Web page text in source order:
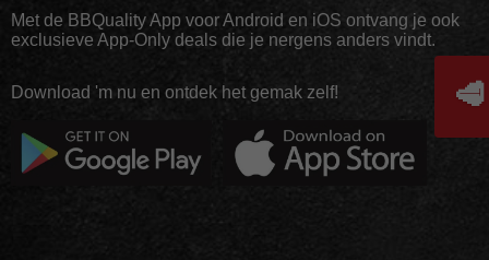
Met de BBQuality App voor Android en iOS ontvang je ook
exclusieve App-Only deals die je nergens anders vindt.
Download 'm nu en ontdek het gemak zelf! 🥩